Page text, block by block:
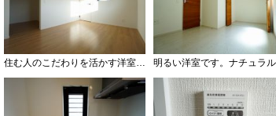
住む人のこだわりを活かす洋室＾＾日当たりがよく、寝室としての利用もおすすめ。広めのクローゼットもあり荷物もすっきり片付けれ、ゆとりのある暮らしが出来ます＾＾